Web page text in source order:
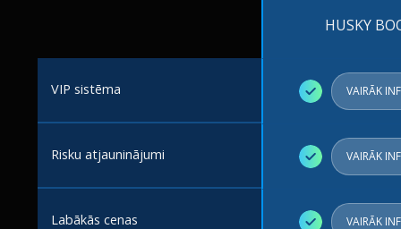
HUSKY
VIP sistēma ✓ VAIRĀK
Risku atjauninājumi ✓ VAIRĀK
Labākās cenas ✓ VAIRĀK